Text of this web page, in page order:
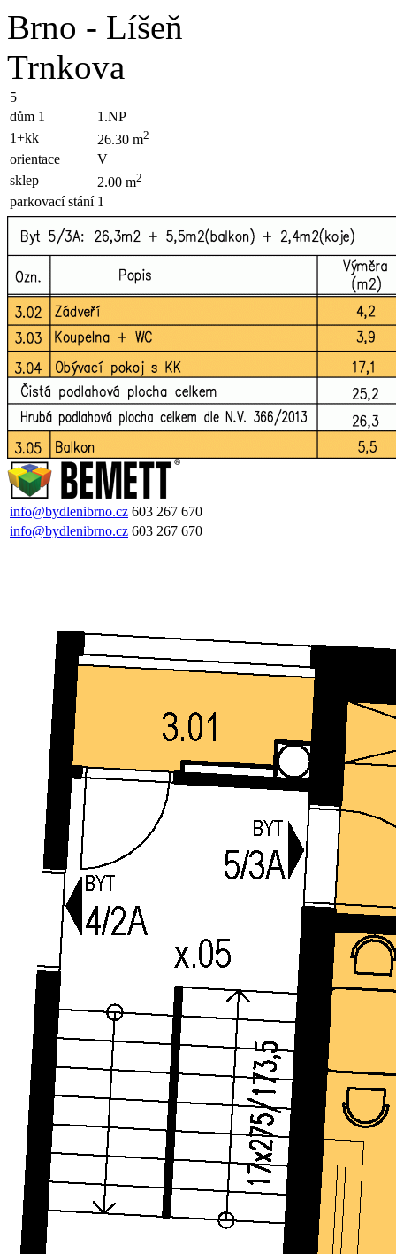
Brno - Líšeň
Trnkova
5
dům 1
1.NP
1+kk
26.30 m2
orientace
V
sklep
2.00 m2
parkovací stání 1
info@bydlenibrno.cz 603 267 670
info@bydlenibrno.cz 603 267 670